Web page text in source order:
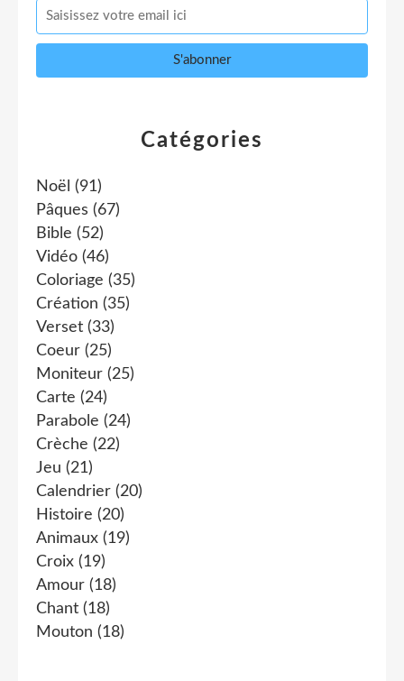
Catégories
Noël (91)
Pâques (67)
Bible (52)
Vidéo (46)
Coloriage (35)
Création (35)
Verset (33)
Coeur (25)
Moniteur (25)
Carte (24)
Parabole (24)
Crèche (22)
Jeu (21)
Calendrier (20)
Histoire (20)
Animaux (19)
Croix (19)
Amour (18)
Chant (18)
Mouton (18)